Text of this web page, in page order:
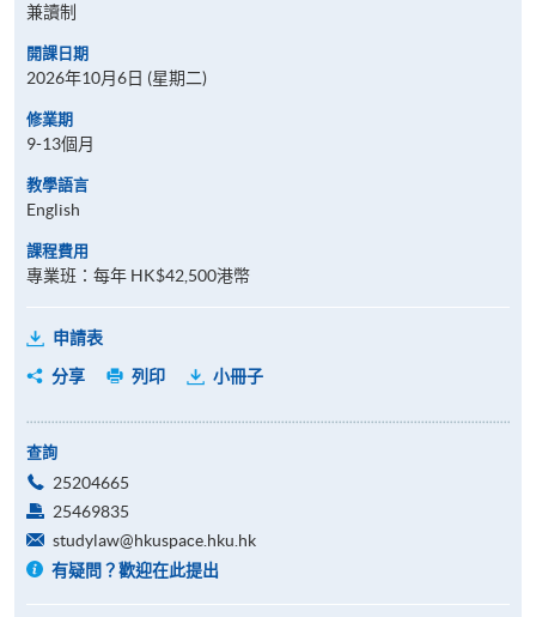
兼讀制
開課日期
2026年10月6日 (星期二)
修業期
9-13個月
教學語言
English
課程費用
專業班：每年 HK$42,500港幣
申請表
分享
列印 小冊子
查詢
25204665
25469835
studylaw@hkuspace.hku.hk
有疑問？歡迎在此提出